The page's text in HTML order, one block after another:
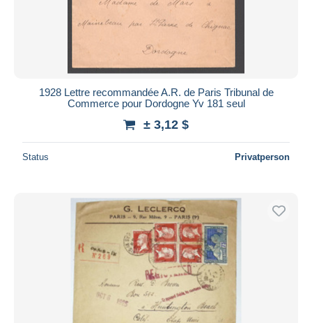
1928 Lettre recommandée A.R. de Paris Tribunal de
Commerce pour Dordogne Yv 181 seul
± 3,12 $
Status Privatperson